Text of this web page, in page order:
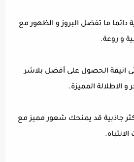
دائما ما تفضل البروز و الظهور مع
و روعة.
انيقة الحصول على أفضل بلاشر
الاطلالة المميزة.
جاذبية قد يمنحك شعور مميز مع